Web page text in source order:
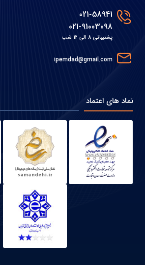
021-58941
021-91003098
پشتیبانی 8 الی 12 شب
ipemdad@gmail.com
نماد های اعتماد